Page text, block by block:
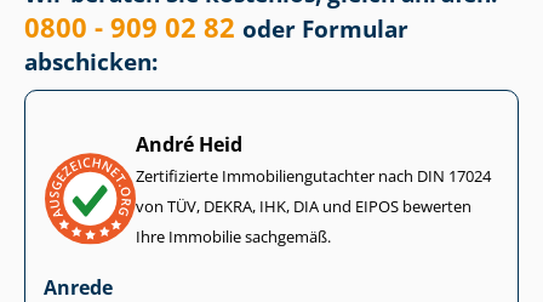
0800 - 909 02 82 oder Formular
abschicken:
André Heid
Zertifizierte Im­mo­bi­li­en­gut­ach­ter nach DIN 17024
von TÜV, DEKRA, IHK, DIA und EIPOS bewerten
Ihre Immobilie sachgemäß.
Anrede